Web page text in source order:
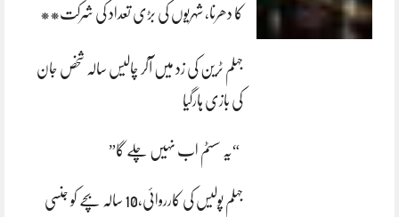
کا دھرنا، شہریوں کی بڑی تعداد کی شرکت**
جہلم ٹرین کی زد میں آکر چالیس سالہ شخص جان
کی بازی ہارگیا
“یہ سسٹم اب نہیں چلے گا”
جہلم پولیس کی کارروائی،10 سالہ بچے کو جنسی